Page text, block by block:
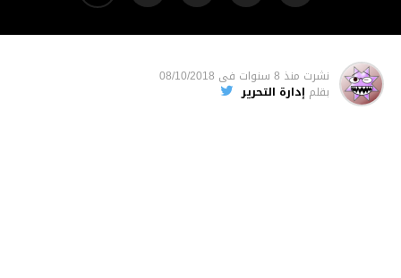
نشرت منذ 8 سنوات فى 08/10/2018
بقلم إدارة التحرير